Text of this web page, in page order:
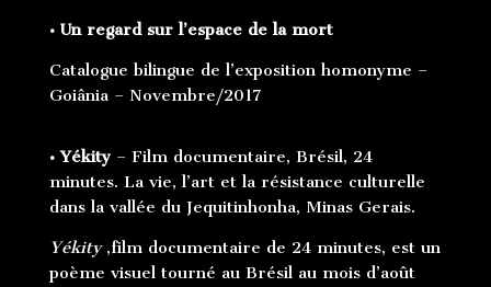
• Un regard sur l’espace de la mort
Catalogue bilingue de l’exposition homonyme –
Goiânia – Novembre/2017
• Yékity– Film documentaire, Brésil, 24
minutes. La vie, l’art et la résistance culturelle
dans la vallée du Jequitinhonha, Minas Gerais.
Yékity,film documentaire de 24 minutes, est un
poème visuel tourné au Brésil au mois d’août